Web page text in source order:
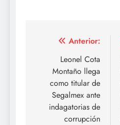
Navegación
entradas
Anterior:
Leonel Cota
Montaño llega
como titular de
Segalmex ante
indagatorias de
corrupción